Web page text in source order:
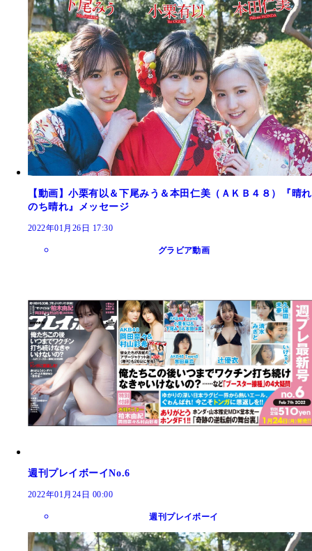
【動画】小栗有以＆下尾みう＆本田仁美（ＡＫＢ４８）『晴れ
のち晴れ』メッセージ
2022年01月26日 17:30
グラビア動画
週刊プレイボーイNo.6
2022年01月24日 00:00
週刊プレイボーイ